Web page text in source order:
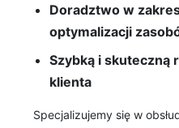
Doradztwo w
optymalizacji
Szybką i skuteczną
klienta
Specjalizujemy się w